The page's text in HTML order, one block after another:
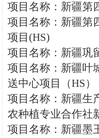
项目名称：新疆第
项目名称：新疆第
项目(HS)
项目名称：新疆巩
项目名称：新疆叶
送中心项目（HS）
项目名称：新疆生
农种植专业合作社
项目名称：新疆墨